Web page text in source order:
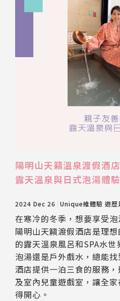
陽明山天籟溫泉渡假酒
露天溫泉與日式泡湯體驗
2024 Dec 26 Unique維體驗 遊歷
在寒冷的冬季，想要享受泡
陽明山天籟渡假酒店是理
的露天溫泉風呂和SPA水
泡湯還是戶外戲水，總能
酒店提供一泊三食的服務
及室內兒童遊戲室，讓全
得開心。